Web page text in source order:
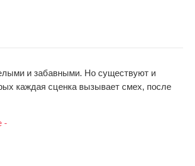
и забавными. Но существуют и
каждая сценка вызывает смех, после
-